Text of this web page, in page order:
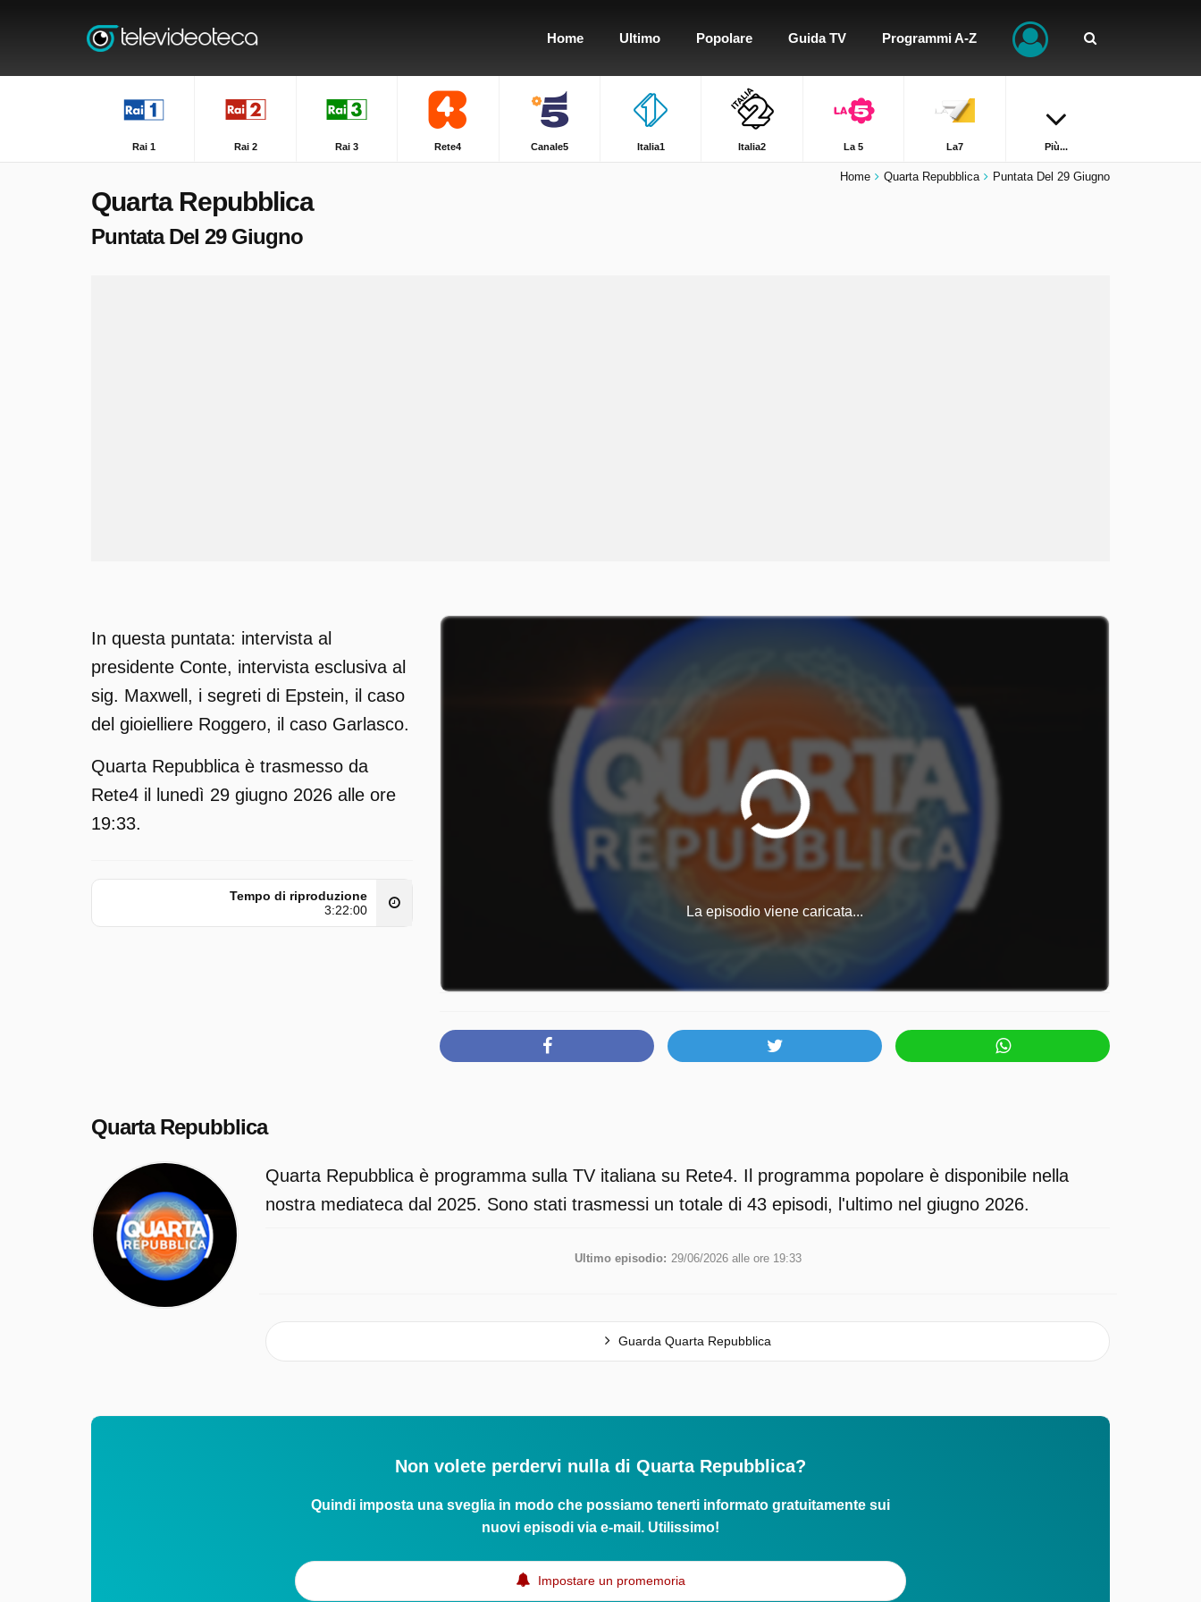
Home Ultimo Popolare Guida TV Programmi A-Z
Rai 1 Rai 2 Rai 3 Rete4 Canale5 Italia1 Italia2 La 5 La7 Più...
Home Quarta Repubblica Puntata Del 29 Giugno
Quarta Repubblica
Puntata Del 29 Giugno
In questa puntata: intervista al
presidente Conte, intervista esclusiva al
sig. Maxwell, i segreti di Epstein, il caso
del gioielliere Roggero, il caso Garlasco.
Quarta Repubblica è trasmesso da
Rete4 il lunedì 29 giugno 2026 alle ore
19:33.
Tempo di riproduzione
3:22:00
La episodio viene caricata...
Quarta Repubblica
Quarta Repubblica è programma sulla TV italiana su Rete4. Il programma popolare è disponibile nella
nostra mediateca dal 2025. Sono stati trasmessi un totale di 43 episodi, l'ultimo nel giugno 2026.
Ultimo episodio: 29/06/2026 alle ore 19:33
Guarda Quarta Repubblica
Non volete perdervi nulla di Quarta Repubblica?
Quindi imposta una sveglia in modo che possiamo tenerti informato gratuitamente sui
nuovi episodi via e-mail. Utilissimo!
Impostare un promemoria